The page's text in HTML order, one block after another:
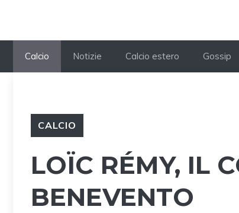
Calcio Notizie Calcio estero Gossip
CALCIO
LOÏC RÉMY, IL
BENEVENTO